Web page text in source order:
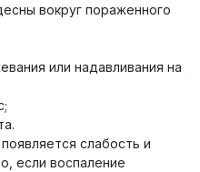
вокруг пораженного
или надавливания на
слабость и
если воспаление